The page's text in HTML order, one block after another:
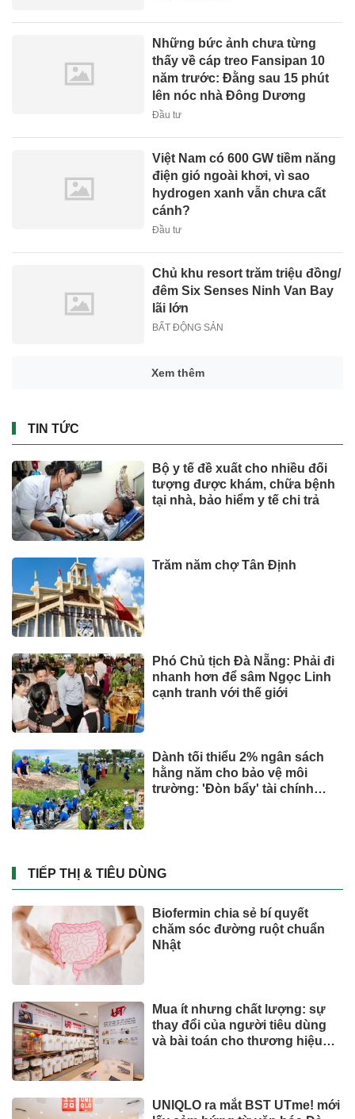
Những bức ảnh chưa từng
thấy về cáp treo Fansipan 10
năm trước: Đằng sau 15 phút
lên nóc nhà Đông Dương
Đầu tư
Việt Nam có 600 GW tiềm năng
điện gió ngoài khơi, vì sao
hydrogen xanh vẫn chưa cất
cánh?
Đầu tư
Chủ khu resort trăm triệu đồng/
đêm Six Senses Ninh Van Bay
lãi lớn
BẤT ĐỘNG SẢN
Xem thêm
TIN TỨC
Bộ y tế đề xuất cho nhiều đối
tượng được khám, chữa bệnh
tại nhà, bảo hiểm y tế chi trả
Trăm năm chợ Tân Định
Phó Chủ tịch Đà Nẵng: Phải đi
nhanh hơn để sâm Ngọc Linh
cạnh tranh với thế giới
Dành tối thiểu 2% ngân sách
hằng năm cho bảo vệ môi
trường: 'Đòn bẩy' tài chính
TIẾP THỊ & TIÊU DÙNG
Biofermin chia sẻ bí quyết
chăm sóc đường ruột chuẩn
Nhật
Mua ít nhưng chất lượng: sự
thay đổi của người tiêu dùng
và bài toán cho thương hiệu
UNIQLO ra mắt BST UTme! mới